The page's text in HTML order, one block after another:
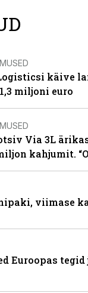
käive
miljoni euro
Via 3L
kahjumit.
viimase
Euroopas